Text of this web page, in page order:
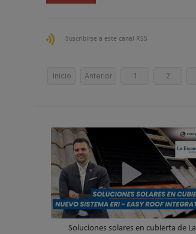
Suscribirse a este canal RSS
Inicio Anterior 1 2
Soluciones solares en cubierta de La